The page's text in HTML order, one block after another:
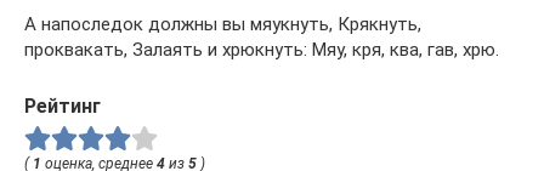
А напоследок должны вы мяукнуть, Крякнуть,
проквакать, Залаять и хрюкнуть: Мяу, кря, ква, гав, хрю.
Рейтинг
( 1 оценка, среднее 4 из 5 )